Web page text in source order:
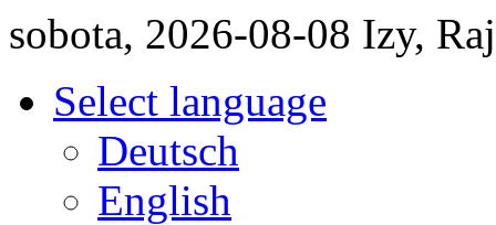
sobota, 2026-08-08 Izy,
Select language
Deutsch
English